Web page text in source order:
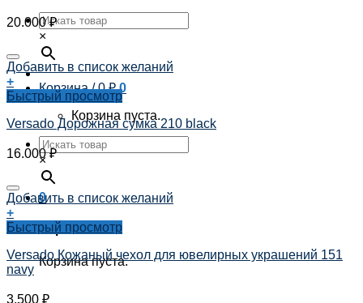
×
Корзина /0₽ 0
Корзина пуста.
×
0
Корзина
Корзина пуста.
20.000₽
Добавить в список желаний
+
Быстрый просмотр
Versado Дорожная сумка 210 black
16.000₽
Добавить в список желаний
+
Быстрый просмотр
Versado Кожаный чехол для ювелирных украшений 151
navy
3.500 ₽